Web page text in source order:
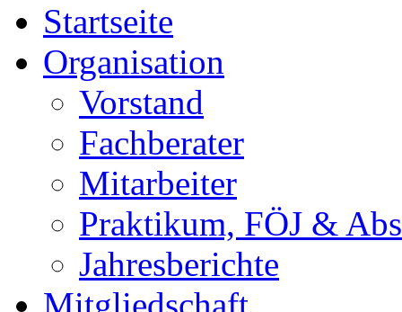
Startseite
Organisation
Vorstand
Fachberater
Mitarbeiter
Praktikum, FÖJ &
Jahresberichte
Mitgliedschaft